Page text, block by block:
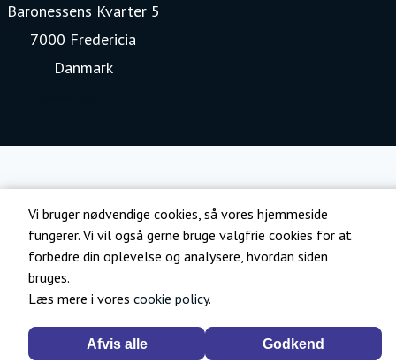
Vi bruger nødvendige cookies, så vores hjemmeside
fungerer. Vi vil også gerne bruge valgfrie cookies for at
forbedre din oplevelse og analysere, hvordan siden
bruges.
Læs mere i vores cookie policy.
Afvis alle Godkend
Baronessens Kvarter 5
7000 Fredericia
Danmark